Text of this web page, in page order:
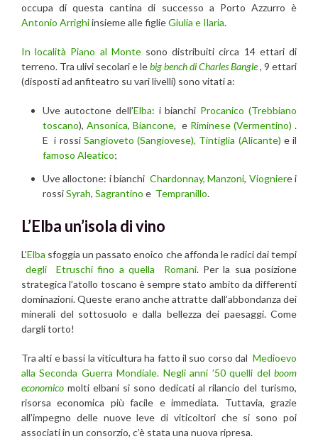
occupa di questa cantina di successo a Porto Azzurro è
Antonio Arrighiinsieme alle figlieGiulia e Ilaria.
In località Piano al Montesono distribuiti circa 14 ettari di
terreno. Tra ulivi secolari e lebig bench di Charles Bangle, 9 ettari
(disposti ad anfiteatro su vari livelli) sono vitati a:
Uve autoctone dell’Elba: i bianchi Procanico (Trebbiano
toscano), Ansonica, Biancone, e Riminese (Vermentino) .
E i rossi Sangioveto (Sangiovese), Tintiglia (Alicante) e il
famoso Aleatico;
Uve alloctone: i bianchi Chardonnay,Manzoni, Viogniere i
rossiSyrah, Sagrantino e Tempranillo.
L’Elba un’isola di vino
L’Elba sfoggia un passato enoico che affonda le radici dai tempi
degli Etruschi fino a quella Romani. Per la sua posizione
strategica l’atollo toscano è sempre stato ambito da differenti
dominazioni. Queste erano anche attratte dall’abbondanza dei
minerali del sottosuolo e dalla bellezza dei paesaggi. Come
dargli torto!
Tra alti e bassi la viticultura ha fatto il suo corso dal Medioevo
alla Seconda Guerra Mondiale. Negli anni ’50 quelli del boom
economico molti elbani si sono dedicati al rilancio del turismo,
risorsa economica più facile e immediata. Tuttavia, grazie
all’impegno delle nuove leve di viticoltori che si sono poi
associati in un consorzio, c’è stata una nuova ripresa.